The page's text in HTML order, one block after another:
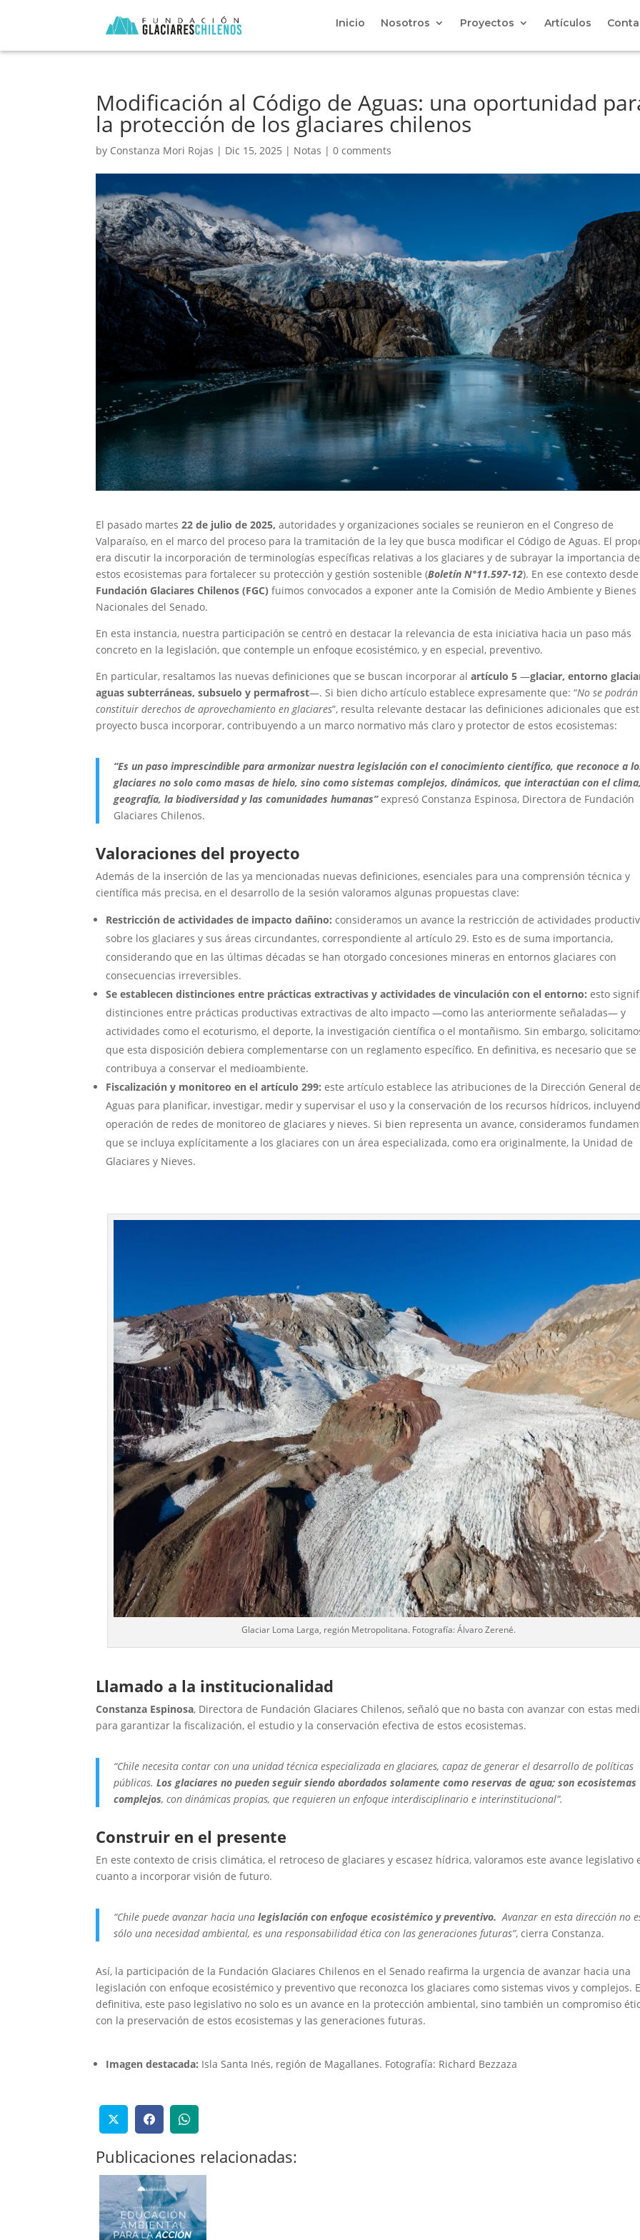
Inicio Nosotros Proyectos Artículos
Modificación al Código de Aguas: una oportunidad
la protección de los glaciares chilenos
by Constanza Mori Rojas | Dic 15, 2025 | Notas |0 comments
El pasado martes 22 de julio de 2025,autoridades y organizaciones sociales se reunieron en el Congreso de
Valparaíso, en el marco del proceso para la tramitación de la ley que busca modificar el Código de Aguas. El
era discutir la incorporación de terminologías específicas relativas a los glaciares y de subrayar la importancia de
estos ecosistemas para fortalecer su protección y gestión sostenible (Boletín N°11.597-12). En ese contexto desde
Fundación Glaciares Chilenos (FGC) fuimos convocados a exponer ante la Comisión de Medio Ambiente y Bienes
Nacionales del Senado.
En esta instancia, nuestra participación se centró en destacar la relevancia de esta iniciativa hacia un paso más
concreto en la legislación, que contemple un enfoque ecosistémico, y en especial, preventivo.
En particular, resaltamos las nuevas definiciones que se buscan incorporar alartículo 5 ―glaciar, entorno
aguas subterráneas, subsuelo y permafrost―. Si bien dicho artículo establece expresamente que: “No se podrán
constituir derechos de aprovechamiento en glaciares”, resulta relevante destacar las definiciones adicionales que
proyecto busca incorporar, contribuyendo a un marco normativo más claro y protector de estos ecosistemas:
“Es un paso imprescindible para armonizar nuestra legislación con el conocimiento científico, que reconoce a
glaciares no solo como masas de hielo, sino como sistemas complejos, dinámicos, que interactúan con el
geografía, la biodiversidad y las comunidades humanas”expresó Constanza Espinosa, Directora de Fundación
Glaciares Chilenos.
Valoraciones del proyecto
Además de la inserción de las ya mencionadas nuevas definiciones, esenciales para una comprensión técnica y
científica más precisa, en el desarrollo de la sesión valoramos algunas propuestas clave:
Restricción de actividades de impacto dañino:consideramos un avance la restricción de actividades
sobre los glaciares y sus áreas circundantes, correspondiente al artículo 29. Esto es de suma importancia,
considerando que en las últimas décadas se han otorgado concesiones mineras en entornos glaciares con
consecuencias irreversibles.
Se establecen distinciones entre prácticas extractivas y actividades de vinculación con el entorno:esto
distinciones entre prácticas productivas extractivas de alto impacto ―como las anteriormente señaladas―y
actividades como el ecoturismo, el deporte, la investigación científica o el montañismo. Sin embargo,
que esta disposición debiera complementarse con un reglamento específico. En definitiva, es necesario que se
contribuya a conservar el medioambiente.
Fiscalización y monitoreo en el artículo 299: este artículo establece las atribuciones de la Dirección General de
Aguas para planificar, investigar, medir y supervisar el uso y la conservación de los recursos hídricos,
operación de redes de monitoreo de glaciares y nieves. Si bien representa un avance, consideramos
que se incluya explícitamente a los glaciares con un área especializada, como era originalmente, la Unidad de
Glaciares y Nieves.
Glaciar Loma Larga, región Metropolitana. Fotografía: Álvaro Zerené.
Llamado a la institucionalidad
Constanza Espinosa, Directora de Fundación Glaciares Chilenos, señaló que no basta con avanzar con estas
para garantizar la fiscalización, el estudio y la conservación efectiva de estos ecosistemas.
“Chile necesita contar con una unidad técnica especializada en glaciares, capaz de generar el desarrollo de políticas
públicas.Los glaciares no pueden seguir siendo abordados solamente como reservas de agua; son ecosistemas
complejos, con dinámicas propias, que requieren un enfoque interdisciplinario e interinstitucional”.
Construir en el presente
En este contexto de crisis climática, el retroceso de glaciares y escasez hídrica, valoramos este avance legislativo
cuanto a incorporar visión de futuro.
“Chile puede avanzar hacia unalegislación con enfoque ecosistémico y preventivo. Avanzar en esta dirección no
sólo una necesidad ambiental, es una responsabilidad ética con las generaciones futuras”, cierra Constanza.
Así, la participación de la Fundación Glaciares Chilenos en el Senado reafirma la urgencia de avanzar hacia una
legislación con enfoque ecosistémico y preventivo que reconozca los glaciares como sistemas vivos y complejos.
definitiva, este paso legislativo no solo es un avance en la protección ambiental, sino también un compromiso
con la preservación de estos ecosistemas y las generaciones futuras.
Imagen destacada: Isla Santa Inés, región de Magallanes. Fotografía: Richard Bezzaza
Publicaciones relacionadas: